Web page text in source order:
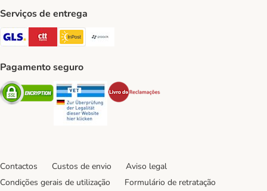
Serviços de entrega
GLS Shipping Method
CTTExpress Shipping Method
InPost Shipping Method
Pagamento seguro
Security Security
Contactos Custos de envio
Aviso legal
Condições gerais de utilização
Formulário de retratação